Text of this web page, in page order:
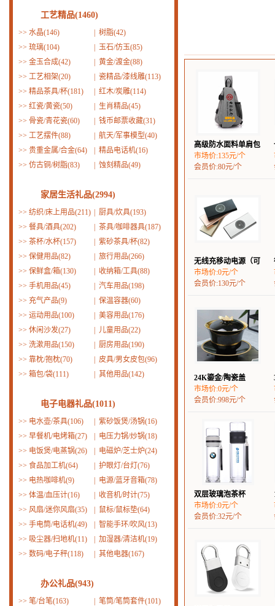
工艺精品(1460)
>> 水晶(146)
树脂(42)
>> 琉璃(104)
玉石/仿玉(85)
>> 金玉合成(42)
黄金/渡金(88)
>> 工艺相架(20)
瓷精品/漆线雕(113)
>> 精品茶具/杯(181)
红木/炭雕(114)
>> 红瓷/黄瓷(50)
生肖精品(45)
>> 骨瓷/青花瓷(60)
钱币邮票收藏(31)
>> 工艺摆件(88)
航天/军事模型(40)
>> 贵重金属/合金(64)
精品电话机(16)
>> 仿古铜/树脂(83) 蚀刻精品(49)
家居生活礼品(2994)
>> 纺织/床上用品(211)
厨具/炊具(193)
>> 餐具/酒具(202)
茶具/咖啡器具(187)
>> 茶杯/水杯(157)
紫砂茶具/杯(82)
>> 保健用品(82)
旅行用品(266)
>> 保鲜盒/箱(130)
收纳箱/工具(88)
>> 手机用品(45)
汽车用品(198)
>> 充气产品(9)
保温容器(60)
>> 运动用品(100)
美容用品(176)
>> 休闲沙发(27)
儿童用品(22)
>> 洗漱用品(150)
厨房用品(190)
>> 靠枕/抱枕(70)
皮具/男女皮包(96)
>> 箱包/袋(111) 其他用品(142)
电子电器礼品(1011)
>> 电水壶/茶具(106)
紫砂饭煲/汤锅(16)
>> 早餐机/电烤箱(27)
电压力锅/炒锅(18)
>> 电饭煲/电蒸锅(26)
电磁炉/芝士炉(24)
>> 食品加工机(64)
护眼灯/台灯(76)
>> 电热咖啡机(9)
电源/蓝牙音箱(78)
>> 体温/血压计(16)
收音机/时计(75)
>> 风扇/迷你风扇(35)
鼠标/鼠标垫(64)
>> 手电筒/电话机(49)
智能手环/吹风(13)
>> 吸尘器/扫地机(11)
加湿器/清洁机(19)
>> 数码/电子秤(118) 其他电器(167)
办公礼品(943)
>> 笔/台笔(163)
笔筒/笔筒套件(101)
高级防水面料单肩包
市场价:135元/个
会员价:80元/个
无线充移动电源（可
市场价:0元/个
会员价:130元/个
24K鎏金/陶瓷盖
市场价:0元/个
会员价:998元/个
双层玻璃泡茶杯
市场价:0元/个
会员价:32元/个